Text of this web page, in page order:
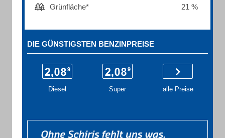
Grünfläche*
21 %
DIE GÜNSTIGSTEN BENZINPREISE
Diesel Super alle Preise